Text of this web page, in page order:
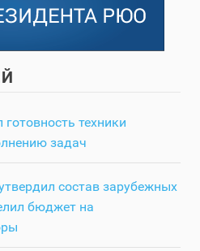
техники
задач
состав зарубежных
бюджет на